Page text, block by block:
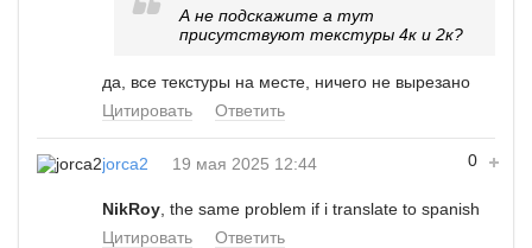
А не подскажите а тут
присутствуют текстуры 4к и 2к?
да, все текстуры на месте, ничего не вырезано
Цитировать
Ответить
0
jorca2 19 мая 2025 12:44
NikRoy , the same problem if i translate to spanish
Цитировать
Ответить